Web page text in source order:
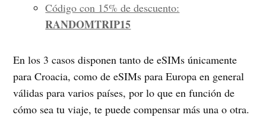
Código con 15% de descuento:
RANDOMTRIP15
En los 3 casos disponen tanto de eSIMs únicamente
para Croacia, como de eSIMs para Europa en general
válidas para varios países, por lo que en función de
cómo sea tu viaje, te puede compensar más una o otra.